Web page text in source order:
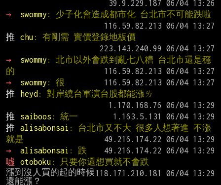
→
swommy : 少子化會造成都市化 台北市不可能跌啦
推
chu : 有剛需 實價登錄地板價
→
swommy : 北市以外會跌到亂七八糟 台北市還是穩
的
→
swommy : 很
推
heyd : 對岸繞台軍演台股都能漲ㄌ
推
saiboos : 統一
推
alisabonsai : 台北市又不大 很多人想著進 不漲
就是
→
alisabonsai : 跌
噓
otoboku : 只要你還想買就不會跌
漲到沒人買的起的時候